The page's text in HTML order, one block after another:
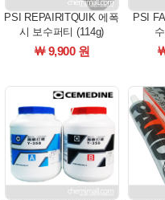
PSI REPAIRITQUIK 에폭
시 보수퍼티 (114g)
￦ 9,900 원
PSI